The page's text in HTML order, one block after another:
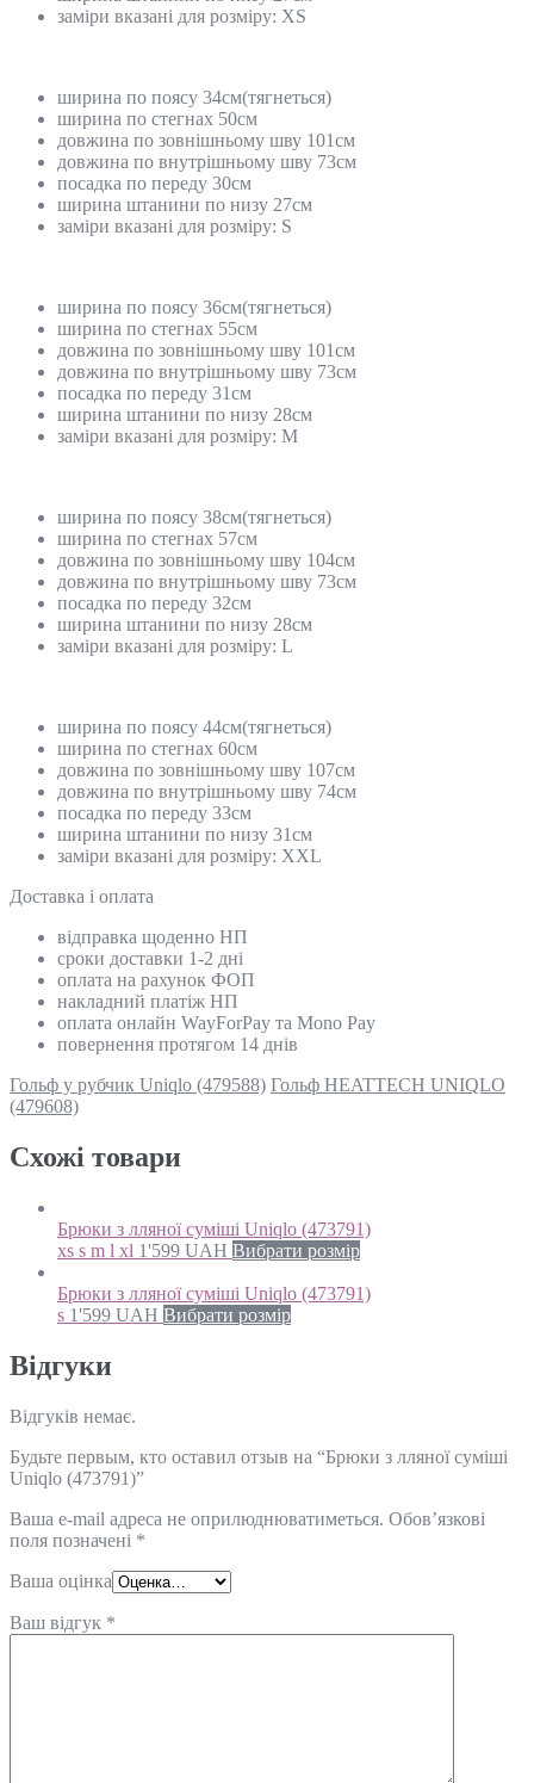
заміри вказані для розміру: ХS
ширина по поясу 34см(тягнеться)
ширина по стегнах 50см
довжина по зовнішньому шву 101см
довжина по внутрішньому шву 73см
посадка по переду 30см
ширина штанини по низу 27см
заміри вказані для розміру: S
ширина по поясу 36см(тягнеться)
ширина по стегнах 55см
довжина по зовнішньому шву 101см
довжина по внутрішньому шву 73см
посадка по переду 31см
ширина штанини по низу 28см
заміри вказані для розміру: M
ширина по поясу 38см(тягнеться)
ширина по стегнах 57см
довжина по зовнішньому шву 104см
довжина по внутрішньому шву 73см
посадка по переду 32см
ширина штанини по низу 28см
заміри вказані для розміру: L
ширина по поясу 44см(тягнеться)
ширина по стегнах 60см
довжина по зовнішньому шву 107см
довжина по внутрішньому шву 74см
посадка по переду 33см
ширина штанини по низу 31см
заміри вказані для розміру: XXL
Доставка і оплата
відправка щоденно НП
сроки доставки 1-2 дні
оплата на рахунок ФОП
накладний платіж НП
оплата онлайн WayForPay та Mono Pay
повернення протягом 14 днів
Гольф у рубчик Uniqlo (479588) Гольф HEATTECH UNIQLO
(479608)
Схожi товари
Брюки з лляної суміші Uniqlo (473791)
xs s m l xl 1'599 UAH Вибрати розмір
Брюки з лляної суміші Uniqlo (473791)
s 1'599 UAH Вибрати розмір
Відгуки
Відгуків немає.
Будьте первым, кто оставил отзыв на “Брюки з лляної суміші
Uniqlo (473791)”
Ваша e-mail адреса не оприлюднюватиметься. Обов’язкові
поля позначені *
Ваша оцінка
Ваш відгук *